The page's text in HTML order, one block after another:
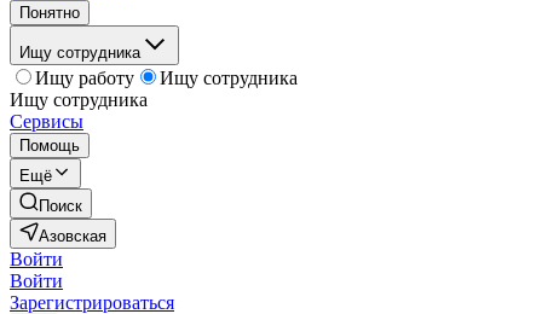
Понятно
Ищу сотрудника
Ищу работу
Ищу сотрудника
Ищу сотрудника
Сервисы
Помощь
Ещё
Поиск
Азовская
Войти
Войти
Зарегистрироваться